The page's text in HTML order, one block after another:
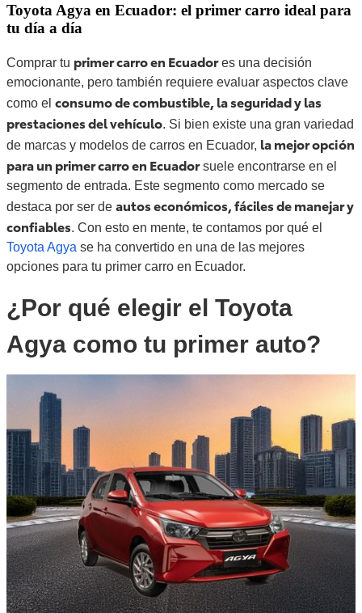
Toyota Agya en Ecuador: el primer carro ideal para
tu día a día
Comprar tu primer carro en Ecuadores una decisión
emocionante, pero también requiere evaluar aspectos clave
como el consumo de combustible, la seguridad y las
prestaciones del vehículo. Si bien existe una gran variedad
de marcas y modelos de carros en Ecuador, la mejor opción
para un primer carro en Ecuadorsuele encontrarse en el
segmento de entrada. Este segmento como mercado se
destaca por ser de autos económicos, fáciles de manejar y
confiables. Con esto en mente, te contamos por qué el
Toyota Agya se ha convertido en una de las mejores
opciones para tu primer carro en Ecuador.
¿Por qué elegir el Toyota
Agya como tu primer auto?